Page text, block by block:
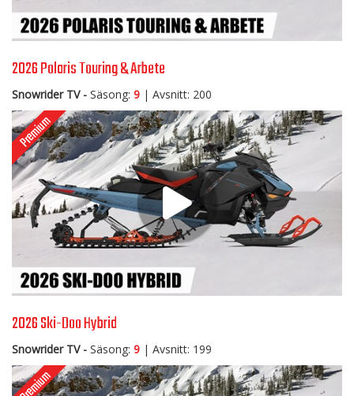
2026 Polaris Touring & Arbete
Snowrider TV - Säsong: 9 | Avsnitt: 200
2026 Ski-Doo Hybrid
Snowrider TV - Säsong: 9 | Avsnitt: 199